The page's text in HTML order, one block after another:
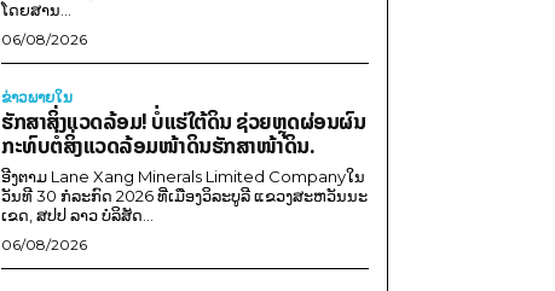
ໂດຍສານ...
06/08/2026
ຂ່າວພາຍ​ໃນ
ຮັກສາສິ່ງແວດລ້ອມ! ບໍ່ແຮ່ໃຕ້ດິນ ຊ່ວຍຫຼຸດຜ່ອນຜົນ
ກະທົບຕໍ່ສິ່ງແວດລ້ອມໜ້າດິນຮັກສາໜ້າດິນ.
ອີງຕາມ Lane Xang Minerals Limited Companyໃນ
ວັນທີ 30 ກໍລະກົດ 2026 ທີ່ເມືອງວິລະບູລີ ແຂວງສະຫວັນນະ
ເຂດ, ສປປ ລາວ ບໍລິສັດ...
06/08/2026